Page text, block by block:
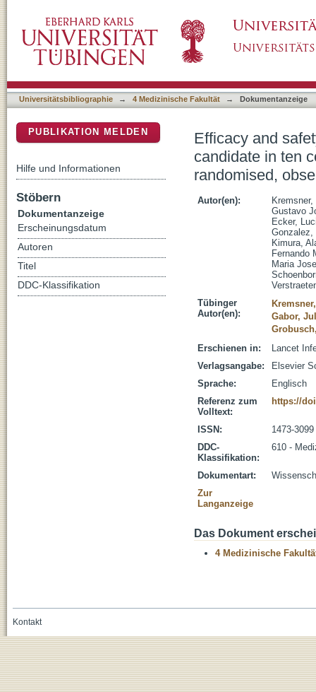
Europe and Latin America (HERALD): a
2b/3 trial
Universitätsbibliographie → 4 Medizinische Fakultät → Dokumentanzeige
Efficacy and
candidate in ten
randomised,
Autor(en):
Gustavo
Ecker,
Gonzalez,
Kimura,
Fernando
Maria Jose
Tübinger
Autor(en):
Gabor,
Erschienen in:
Lancet
Verlagsangabe:
Elsevier
Sprache:
Englisch
Referenz zum
Volltext:
https://
ISSN:
1473-3099
DDC-
Klassifikation:
610 -
Dokumentart:
Zur
Langanzeige
Das Dokument
4 Medizinische
PUBLIKATION MELDEN
Hilfe und Informationen
Stöbern
Dokumentanzeige
Erscheinungsdatum
Autoren
Titel
DDC-Klassifikation
Kontakt